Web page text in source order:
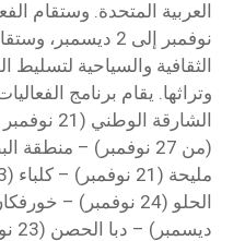
نوفمبر إلى 2
الثقافية والسياحية لتسليط
وتراثها. يقام برنامج